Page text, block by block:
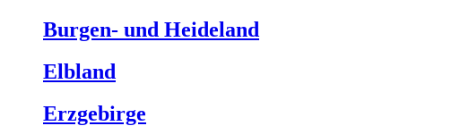
Burgen- und Heideland
Elbland
Erzgebirge